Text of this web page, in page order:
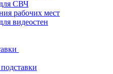
СВЧ
рабочих мест
видеостен